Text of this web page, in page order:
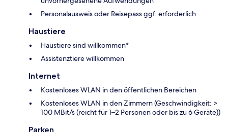
Personalausweis oder Reisepass ggf. erforderlich
Haustiere
Haustiere sind willkommen*
Assistenztiere willkommen
Internet
Kostenloses WLAN in den öffentlichen Bereichen
Kostenloses WLAN in den Zimmern (Geschwindigkeit: >
100 MBit/s (reicht für 1–2 Personen oder bis zu 6 Geräte))
Parken